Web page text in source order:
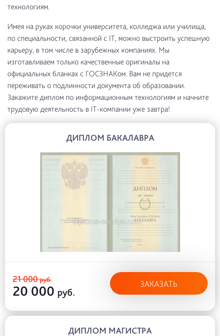
технологиям.
Имея на руках корочки университета, колледжа или училища,
по специальности, связанной с IT, можно выстроить успешную
карьеру, в том числе в зарубежных компаниях. Мы
изготавливаем только качественные оригиналы на
официальных бланках с ГОСЗНАКом. Вам не придется
переживать о подлинности документа об образовании.
Закажите диплом по информационным технологиям и начните
трудовую деятельность в IT-компании уже завтра!
ДИПЛОМ БАКАЛАВРА
21 000руб.
20 000 руб.
ЗАКАЗАТЬ
ДИПЛОМ МАГИСТРА